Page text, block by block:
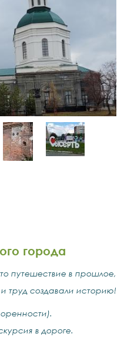
города
путешествие в прошлое,
и труд создавали историю!
в дороге.